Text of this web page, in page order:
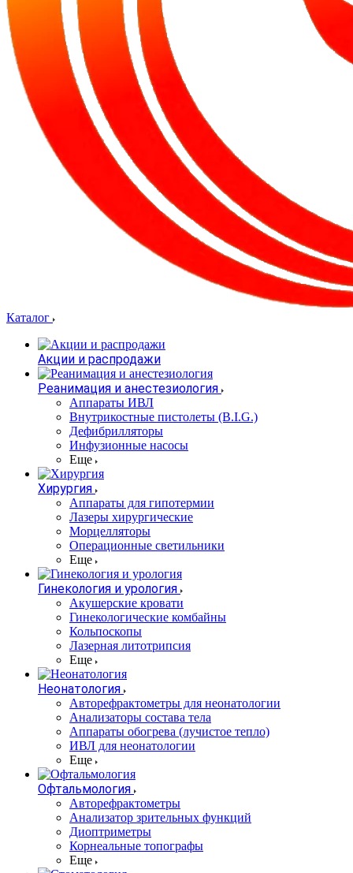
Каталог
Акции и распродажи
Реанимация и анестезиология
Аппараты ИВЛ
Внутрикостные пистолеты (B.I.G.)
Дефибрилляторы
Инфузионные насосы
Еще
Хирургия
Аппараты для гипотермии
Лазеры хирургические
Морцелляторы
Операционные светильники
Еще
Гинекология и урология
Акушерские кровати
Гинекологические комбайны
Кольпоскопы
Лазерная литотрипсия
Еще
Неонатология
Авторефрактометры для неонатологии
Анализаторы состава тела
Аппараты обогрева (лучистое тепло)
ИВЛ для неонатологии
Еще
Офтальмология
Авторефрактометры
Анализатор зрительных функций
Диоптриметры
Корнеальные топографы
Еще